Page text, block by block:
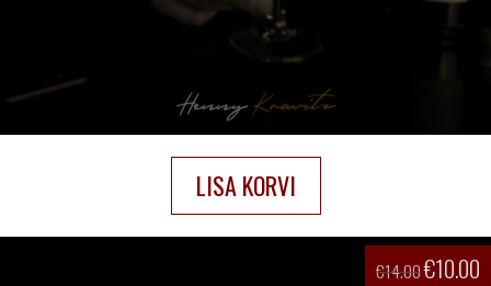
LISA KORVI
€14.00€10.00